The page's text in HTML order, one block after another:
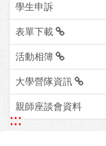
學生申訴
表單下載
活動相簿
大學營隊資訊
親師座談會資料
:::